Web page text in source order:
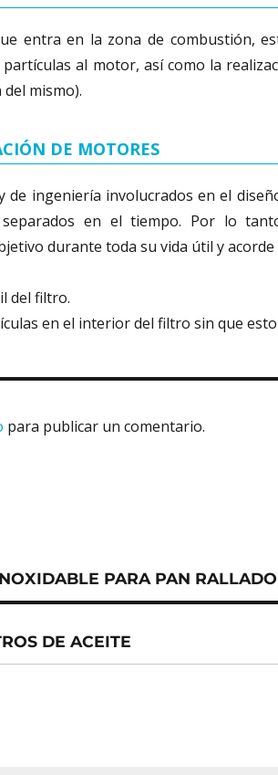
entra en la zona de combustión,
al motor, así como la
mismo).
DE MOTORES
de ingeniería involucrados en el
en el tiempo. Por lo
durante toda su vida útil y
del filtro.
en el interior del filtro sin que
para publicar un comentario.
PARA PAN RALLADO
DE ACEITE